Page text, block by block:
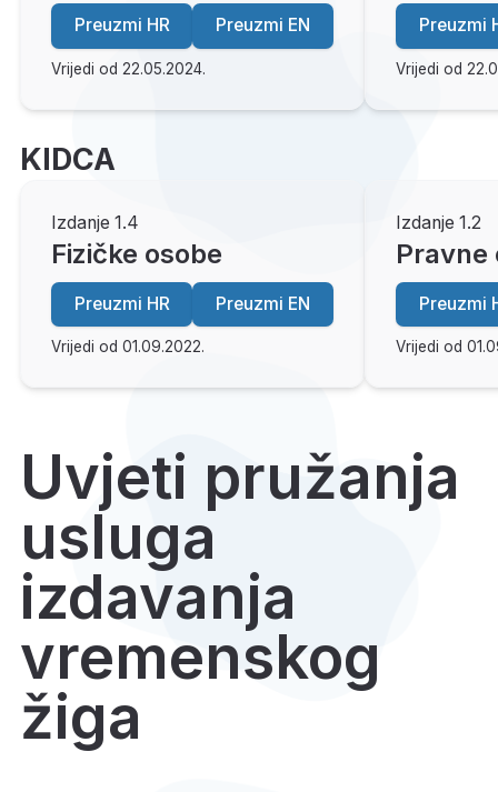
Preuzmi HR Preuzmi EN
Vrijedi od 22.05.2024.
Preuzmi
Vrijedi od
KIDCA
Izdanje 1.4
Fizičke osobe
Preuzmi HR Preuzmi EN
Vrijedi od 01.09.2022.
Izdanje 1.2
Pravne
Preuzmi
Vrijedi od
Uvjeti pružanja
usluga
izdavanja
vremenskog
žiga